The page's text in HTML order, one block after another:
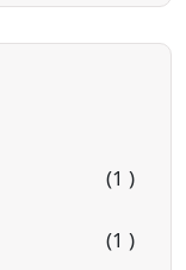
(1 )
(1 )